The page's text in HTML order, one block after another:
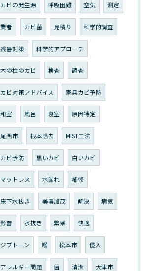
カビの発生源 呼吸困難 空気 測定
業者 カビ菌 見積り 科学的調査
残暑対策 科学的アプローチ
木の柱のカビ 検査 調査
カビ対策アドバイス 家具カビ予防
和室 風呂 寝室 原因特定
尾西市 根本除去 MIST工法
カビ予防 黒いカビ 白いカビ
マットレス 水漏れ 補修
床下水抜き 美濃加茂 解決 病気
影響 水抜き 繁殖 快適
ジプトーン 喉 松本市 侵入
アレルギー問題 菌 清潔 大津市